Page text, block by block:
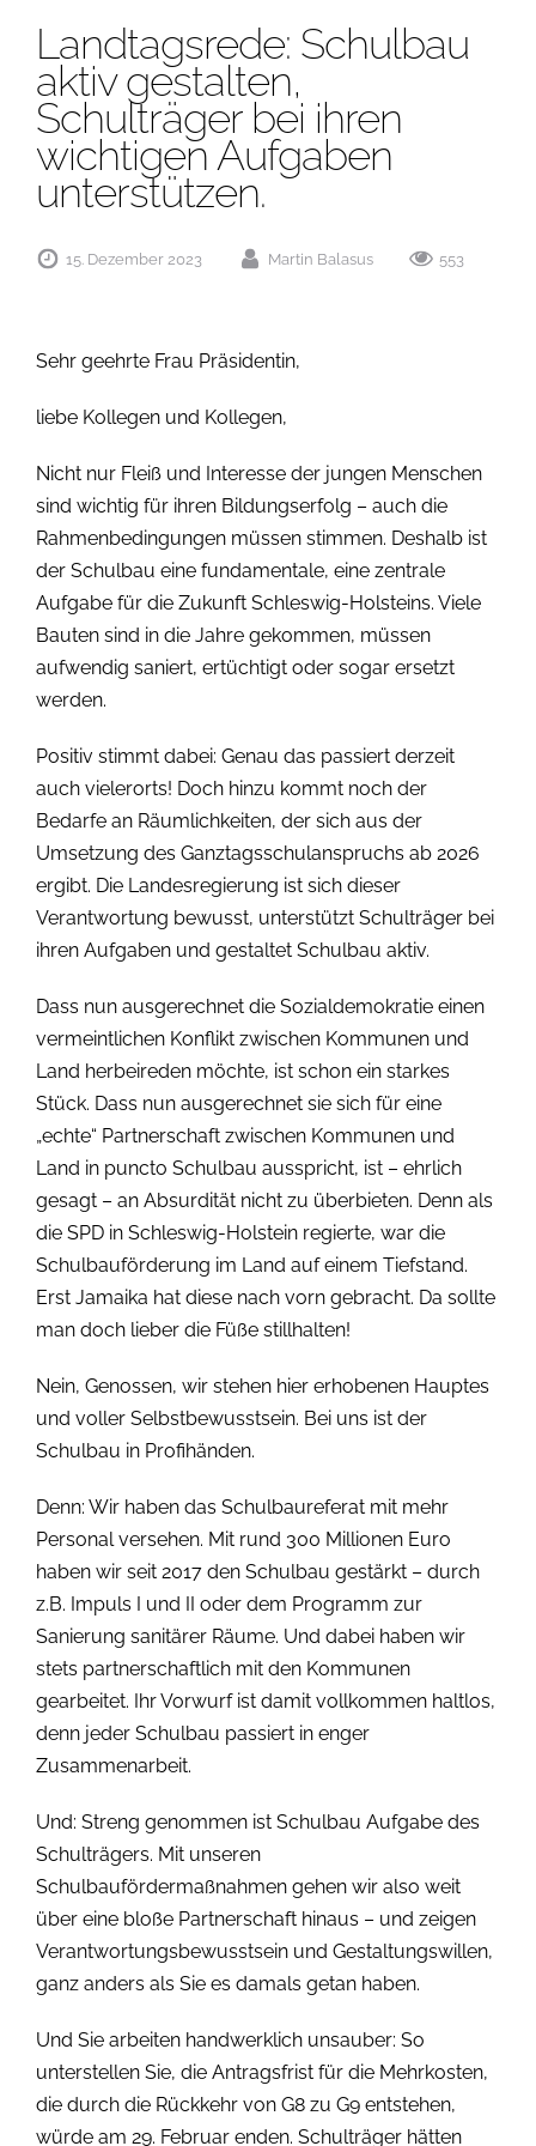
Landtagsrede: Schulbau
aktiv gestalten,
Schulträger bei ihren
wichtigen Aufgaben
unterstützen.
15. Dezember 2023 Martin Balasus 553
Sehr geehrte Frau Präsidentin,
liebe Kollegen und Kollegen,
Nicht nur Fleiß und Interesse der jungen Menschen
sind wichtig für ihren Bildungserfolg – auch die
Rahmenbedingungen müssen stimmen. Deshalb ist
der Schulbau eine fundamentale, eine zentrale
Aufgabe für die Zukunft Schleswig-Holsteins. Viele
Bauten sind in die Jahre gekommen, müssen
aufwendig saniert, ertüchtigt oder sogar ersetzt
werden.
Positiv stimmt dabei: Genau das passiert derzeit
auch vielerorts! Doch hinzu kommt noch der
Bedarfe an Räumlichkeiten, der sich aus der
Umsetzung des Ganztagsschulanspruchs ab 2026
ergibt. Die Landesregierung ist sich dieser
Verantwortung bewusst, unterstützt Schulträger bei
ihren Aufgaben und gestaltet Schulbau aktiv.
Dass nun ausgerechnet die Sozialdemokratie einen
vermeintlichen Konflikt zwischen Kommunen und
Land herbeireden möchte, ist schon ein starkes
Stück. Dass nun ausgerechnet sie sich für eine
„echte“ Partnerschaft zwischen Kommunen und
Land in puncto Schulbau ausspricht, ist – ehrlich
gesagt – an Absurdität nicht zu überbieten. Denn als
die SPD in Schleswig-Holstein regierte, war die
Schulbauförderung im Land auf einem Tiefstand.
Erst Jamaika hat diese nach vorn gebracht. Da sollte
man doch lieber die Füße stillhalten!
Nein, Genossen, wir stehen hier erhobenen Hauptes
und voller Selbstbewusstsein. Bei uns ist der
Schulbau in Profihänden.
Denn: Wir haben das Schulbaureferat mit mehr
Personal versehen. Mit rund 300 Millionen Euro
haben wir seit 2017 den Schulbau gestärkt – durch
z.B. Impuls I und II oder dem Programm zur
Sanierung sanitärer Räume. Und dabei haben wir
stets partnerschaftlich mit den Kommunen
gearbeitet. Ihr Vorwurf ist damit vollkommen haltlos,
denn jeder Schulbau passiert in enger
Zusammenarbeit.
Und: Streng genommen ist Schulbau Aufgabe des
Schulträgers. Mit unseren
Schulbaufördermaßnahmen gehen wir also weit
über eine bloße Partnerschaft hinaus – und zeigen
Verantwortungsbewusstsein und Gestaltungswillen,
ganz anders als Sie es damals getan haben.
Und Sie arbeiten handwerklich unsauber: So
unterstellen Sie, die Antragsfrist für die Mehrkosten,
die durch die Rückkehr von G8 zu G9 entstehen,
würde am 29. Februar enden. Schulträger hätten